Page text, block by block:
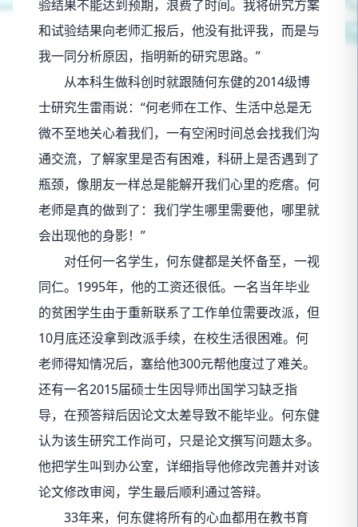
验结果不能达到预期，浪费了时间。我将研究方案
和试验结果向老师汇报后，他没有批评我，而是与
我一同分析原因，指明新的研究思路。”
从本科生做科创时就跟随何东健的2014级博
士研究生雷雨说：“何老师在工作、生活中总是无
微不至地关心着我们，一有空闲时间总会找我们沟
通交流，了解家里是否有困难，科研上是否遇到了
瓶颈，像朋友一样总是能解开我们心里的疙瘩。何
老师是真的做到了：我们学生哪里需要他，哪里就
会出现他的身影！”
对任何一名学生，何东健都是关怀备至，一视
同仁。1995年，他的工资还很低。一名当年毕业
的贫困学生由于重新联系了工作单位需要改派，但
10月底还没拿到改派手续，在校生活很困难。何
老师得知情况后，塞给他300元帮他度过了难关。
还有一名2015届硕士生因导师出国学习缺乏指
导，在预答辩后因论文太差导致不能毕业。何东健
认为该生研究工作尚可，只是论文撰写问题太多。
他把学生叫到办公室，详细指导他修改完善并对该
论文修改审阅，学生最后顺利通过答辩。
33年来，何东健将所有的心血都用在教书育